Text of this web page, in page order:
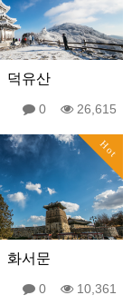
덕유산
0 26,615
Hot
화서문
0 10,361